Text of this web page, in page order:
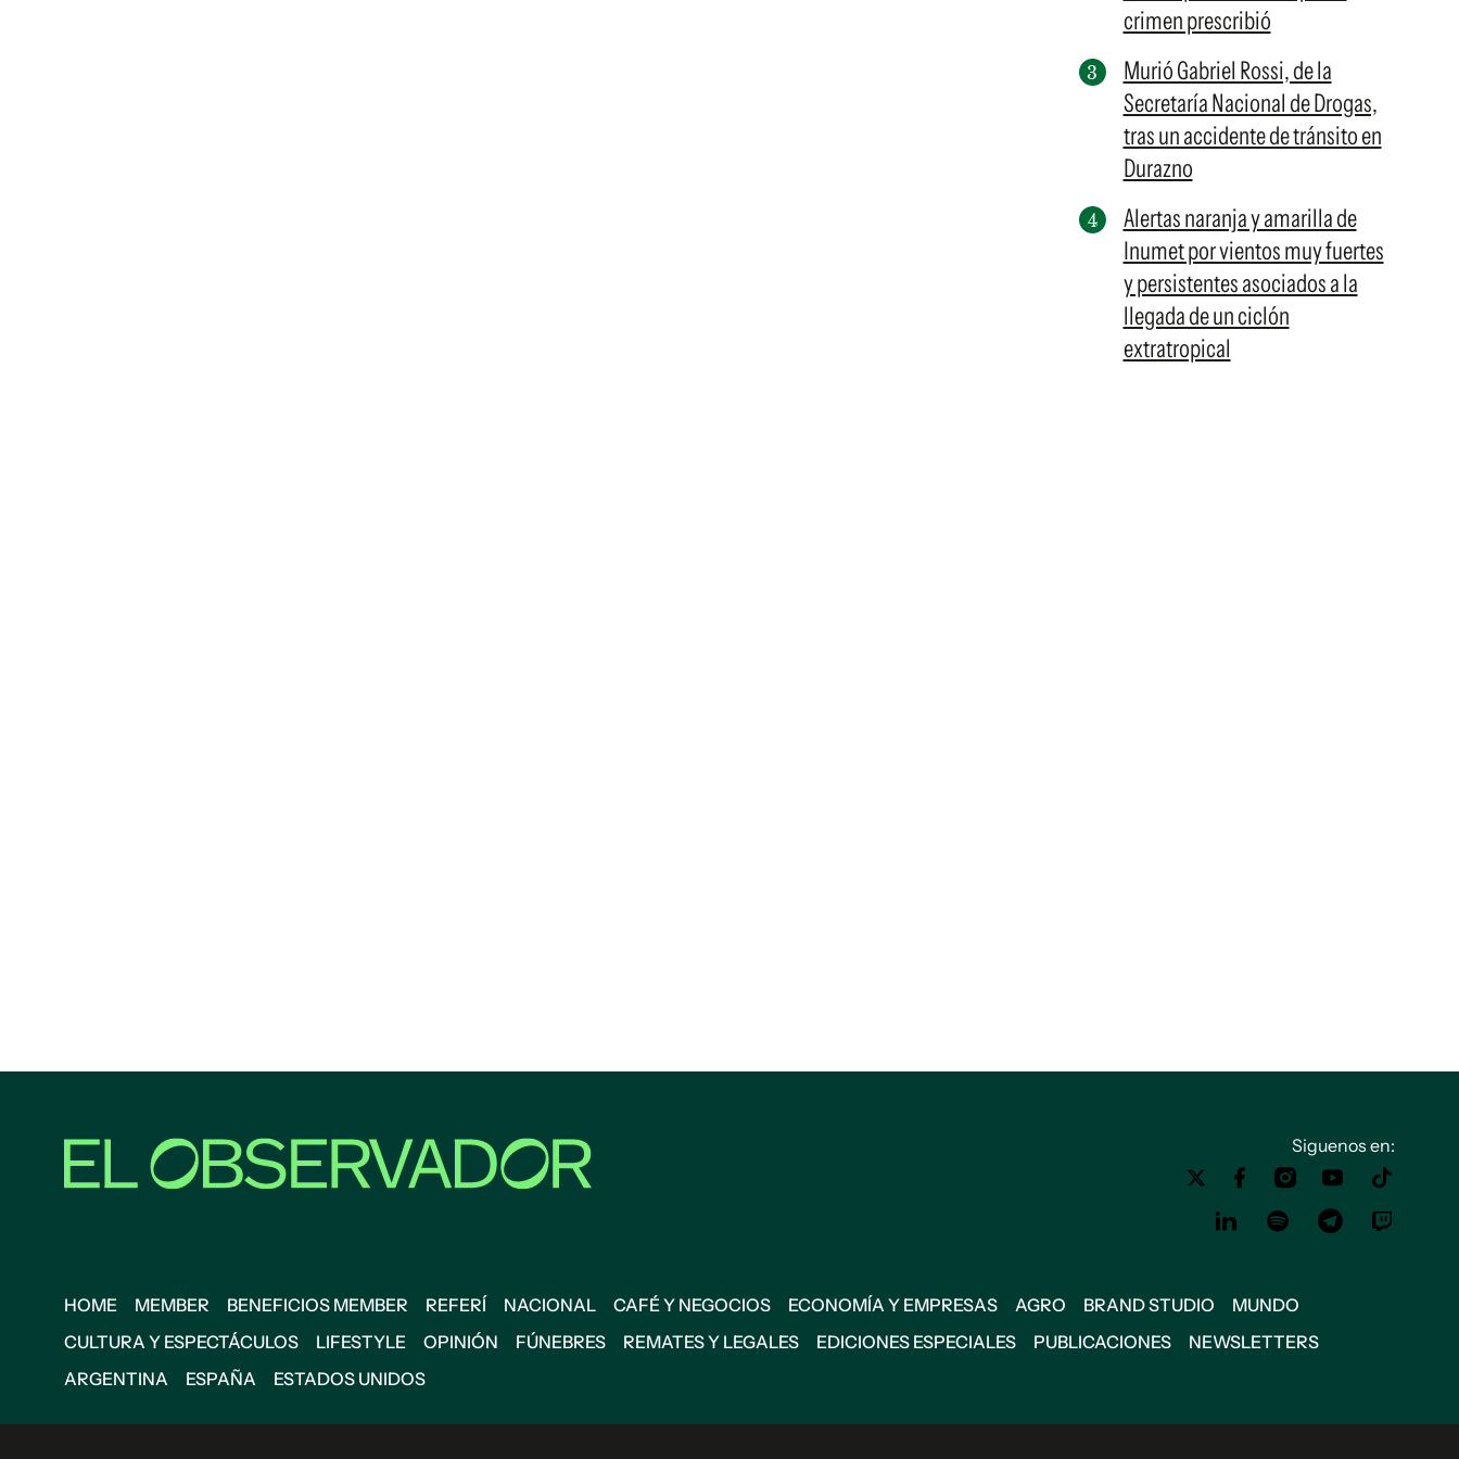
crimen prescribió
Murió Gabriel Rossi, de la
Secretaría Nacional de Drogas,
tras un accidente de tránsito en
Durazno
Alertas naranja y amarilla de
Inumet por vientos muy fuertes
y persistentes asociados a la
llegada de un ciclón
extratropical
Siguenos en:
HOME MEMBER BENEFICIOS MEMBER REFERÍ NACIONAL CAFÉ Y NEGOCIOS ECONOMÍA Y EMPRESAS AGRO BRAND STUDIO
MUNDO
CULTURA Y ESPECTÁCULOS
LIFESTYLE OPINIÓN FÚNEBRES REMATES Y LEGALES EDICIONES ESPECIALES PUBLICACIONES
NEWSLETTERS
ARGENTINA
ESPAÑA ESTADOS UNIDOS